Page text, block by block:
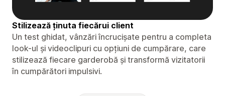
Stilizează ținuta fiecărui client
Un test ghidat, vânzări încrucișate pentru a completa
look-ul și videoclipuri cu opțiuni de cumpărare, care
stilizează fiecare garderobă și transformă vizitatorii
în cumpărători impulsivi.